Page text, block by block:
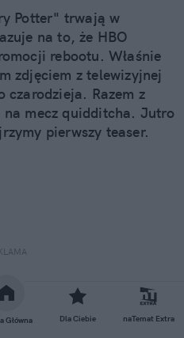
Główna Dla Ciebie naTemat Extra
Potter" trwają w
na to, że HBO
rebootu. Właśnie
zdjęciem z telewizyjnej
czarodzieja. Razem z
na mecz quidditcha. Jutro
pierwszy teaser.